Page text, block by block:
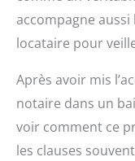
accompagne
locataire pour
Après avoir mis
notaire dans un
voir comment ce
les clauses